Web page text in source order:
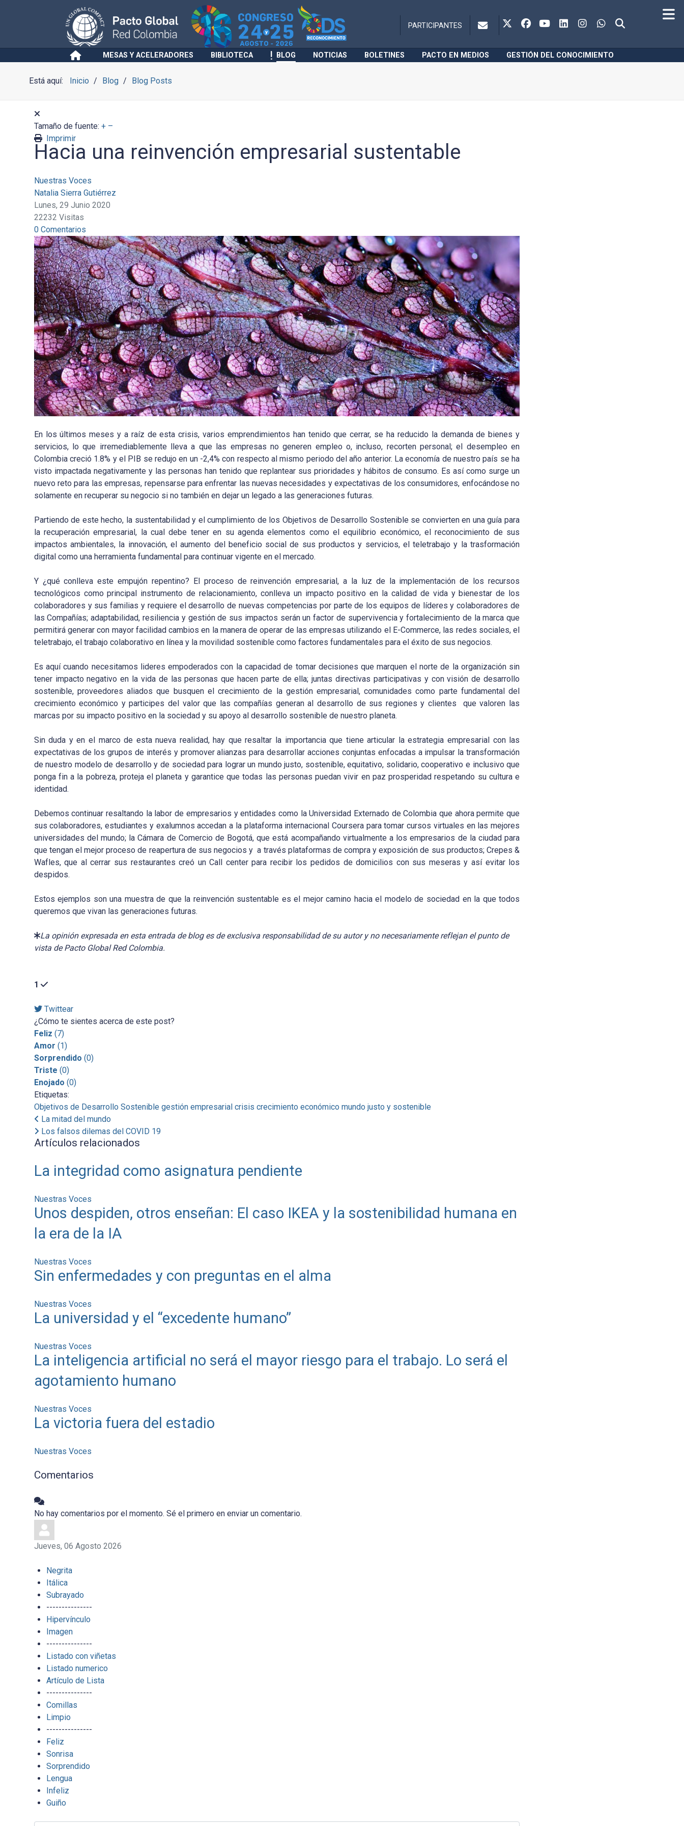
PARTICIPANTES
MESAS Y ACELERADORES BIBLIOTECA BLOG NOTICIAS BOLETINES PACTO EN MEDIOS GESTIÓN DEL CONOCIMIENTO
Está aquí: Inicio Blog Blog Posts
Tamaño de fuente: + –
Imprimir
Hacia una reinvención empresarial sustentable
Nuestras Voces
Natalia Sierra Gutiérrez
Lunes, 29 Junio 2020
22232 Visitas
0 Comentarios
En los últimos meses y a raíz de esta crisis, varios emprendimientos han tenido que cerrar, se ha reducido la demanda de bienes y
servicios, lo que irremediablemente lleva a que las empresas no generen empleo o, incluso, recorten personal; el desempleo en
Colombia creció 1.8% y el PIB se redujo en un -2,4% con respecto al mismo periodo del año anterior. La economía de nuestro país se ha
visto impactada negativamente y las personas han tenido que replantear sus prioridades y hábitos de consumo. Es así como surge un
nuevo reto para las empresas, repensarse para enfrentar las nuevas necesidades y expectativas de los consumidores, enfocándose no
solamente en recuperar su negocio si no también en dejar un legado a las generaciones futuras.
Partiendo de este hecho, la sustentabilidad y el cumplimiento de los Objetivos de Desarrollo Sostenible se convierten en una guía para
la recuperación empresarial, la cual debe tener en su agenda elementos como el equilibrio económico, el reconocimiento de sus
impactos ambientales, la innovación, el aumento del beneficio social de sus productos y servicios, el teletrabajo y la trasformación
digital como una herramienta fundamental para continuar vigente en el mercado.
Y ¿qué conlleva este empujón repentino? El proceso de reinvención empresarial, a la luz de la implementación de los recursos
tecnológicos como principal instrumento de relacionamiento, conlleva un impacto positivo en la calidad de vida y bienestar de los
colaboradores y sus familias y requiere el desarrollo de nuevas competencias por parte de los equipos de líderes y colaboradores de
las Compañías; adaptabilidad, resiliencia y gestión de sus impactos serán un factor de supervivencia y fortalecimiento de la marca que
permitirá generar con mayor facilidad cambios en la manera de operar de las empresas utilizando el E-Commerce, las redes sociales, el
teletrabajo, el trabajo colaborativo en línea y la movilidad sostenible como factores fundamentales para el éxito de sus negocios.
Es aquí cuando necesitamos lideres empoderados con la capacidad de tomar decisiones que marquen el norte de la organización sin
tener impacto negativo en la vida de las personas que hacen parte de ella; juntas directivas participativas y con visión de desarrollo
sostenible, proveedores aliados que busquen el crecimiento de la gestión empresarial, comunidades como parte fundamental del
crecimiento económico y participes del valor que las compañías generan al desarrollo de sus regiones y clientes que valoren las
marcas por su impacto positivo en la sociedad y su apoyo al desarrollo sostenible de nuestro planeta.
Sin duda y en el marco de esta nueva realidad, hay que resaltar la importancia que tiene articular la estrategia empresarial con las
expectativas de los grupos de interés y promover alianzas para desarrollar acciones conjuntas enfocadas a impulsar la transformación
de nuestro modelo de desarrollo y de sociedad para lograr un mundo justo, sostenible, equitativo, solidario, cooperativo e inclusivo que
ponga fin a la pobreza, proteja el planeta y garantice que todas las personas puedan vivir en paz prosperidad respetando su cultura e
identidad.
Debemos continuar resaltando la labor de empresarios y entidades como la Universidad Externado de Colombia que ahora permite que
sus colaboradores, estudiantes y exalumnos accedan a la plataforma internacional Coursera para tomar cursos virtuales en las mejores
universidades del mundo; la Cámara de Comercio de Bogotá, que está acompañando virtualmente a los empresarios de la ciudad para
que tengan el mejor proceso de reapertura de sus negocios y a través plataformas de compra y exposición de sus productos; Crepes &
Wafles, que al cerrar sus restaurantes creó un Call center para recibir los pedidos de domicilios con sus meseras y así evitar los
despidos.
Estos ejemplos son una muestra de que la reinvención sustentable es el mejor camino hacia el modelo de sociedad en la que todos
queremos que vivan las generaciones futuras.
La opinión expresada en esta entrada de blog es de exclusiva responsabilidad de su autor y no necesariamente reflejan el punto de
vista de Pacto Global Red Colombia.
1
Twittear
¿Cómo te sientes acerca de este post?
Feliz (7)
Amor (1)
Sorprendido (0)
Triste (0)
Enojado (0)
Etiquetas:
Objetivos de Desarrollo Sostenible gestión empresarial crisis crecimiento económico mundo justo y sostenible
La mitad del mundo
Los falsos dilemas del COVID 19
Artículos relacionados
La integridad como asignatura pendiente
Nuestras Voces
Unos despiden, otros enseñan: El caso IKEA y la sostenibilidad humana en
la era de la IA
Nuestras Voces
Sin enfermedades y con preguntas en el alma
Nuestras Voces
La universidad y el “excedente humano”
Nuestras Voces
La inteligencia artificial no será el mayor riesgo para el trabajo. Lo será el
agotamiento humano
Nuestras Voces
La victoria fuera del estadio
Nuestras Voces
Comentarios
No hay comentarios por el momento. Sé el primero en enviar un comentario.
Jueves, 06 Agosto 2026
Negrita
Itálica
Subrayado
---------------
Hipervínculo
Imagen
---------------
Listado con viñetas
Listado numerico
Artículo de Lista
---------------
Comillas
Limpio
---------------
Feliz
Sonrisa
Sorprendido
Lengua
Infeliz
Guiño